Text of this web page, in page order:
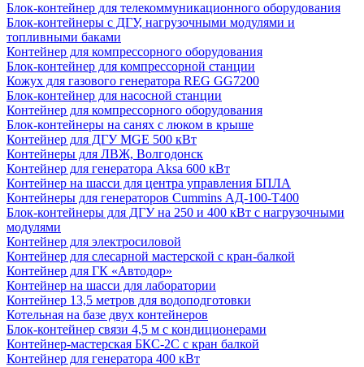
Блок-контейнер для телекоммуникационного оборудования
Блок-контейнеры с ДГУ, нагрузочными модулями и
топливными баками
Контейнер для компрессорного оборудования
Блок-контейнер для компрессорной станции
Кожух для газового генератора REG GG7200
Блок-контейнер для насосной станции
Контейнер для компрессорного оборудования
Блок-контейнеры на санях с люком в крыше
Контейнер для ДГУ MGE 500 кВт
Контейнеры для ЛВЖ, Волгодонск
Контейнер для генератора Aksa 600 кВт
Контейнер на шасси для центра управления БПЛА
Контейнеры для генераторов Cummins АД-100-Т400
Блок-контейнеры для ДГУ на 250 и 400 кВт с нагрузочными
модулями
Контейнер для электросиловой
Контейнер для слесарной мастерской с кран-балкой
Контейнер для ГК «Автодор»
Контейнер на шасси для лаборатории
Контейнер 13,5 метров для водоподготовки
Котельная на базе двух контейнеров
Блок-контейнер связи 4,5 м с кондиционерами
Контейнер-мастерская БКС-2С с кран балкой
Контейнер для генератора 400 кВт